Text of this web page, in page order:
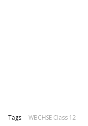
Tags: WBCHSE Class 12